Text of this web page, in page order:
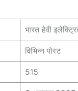
भारत हेवी
विभिन्न पोस्ट
515